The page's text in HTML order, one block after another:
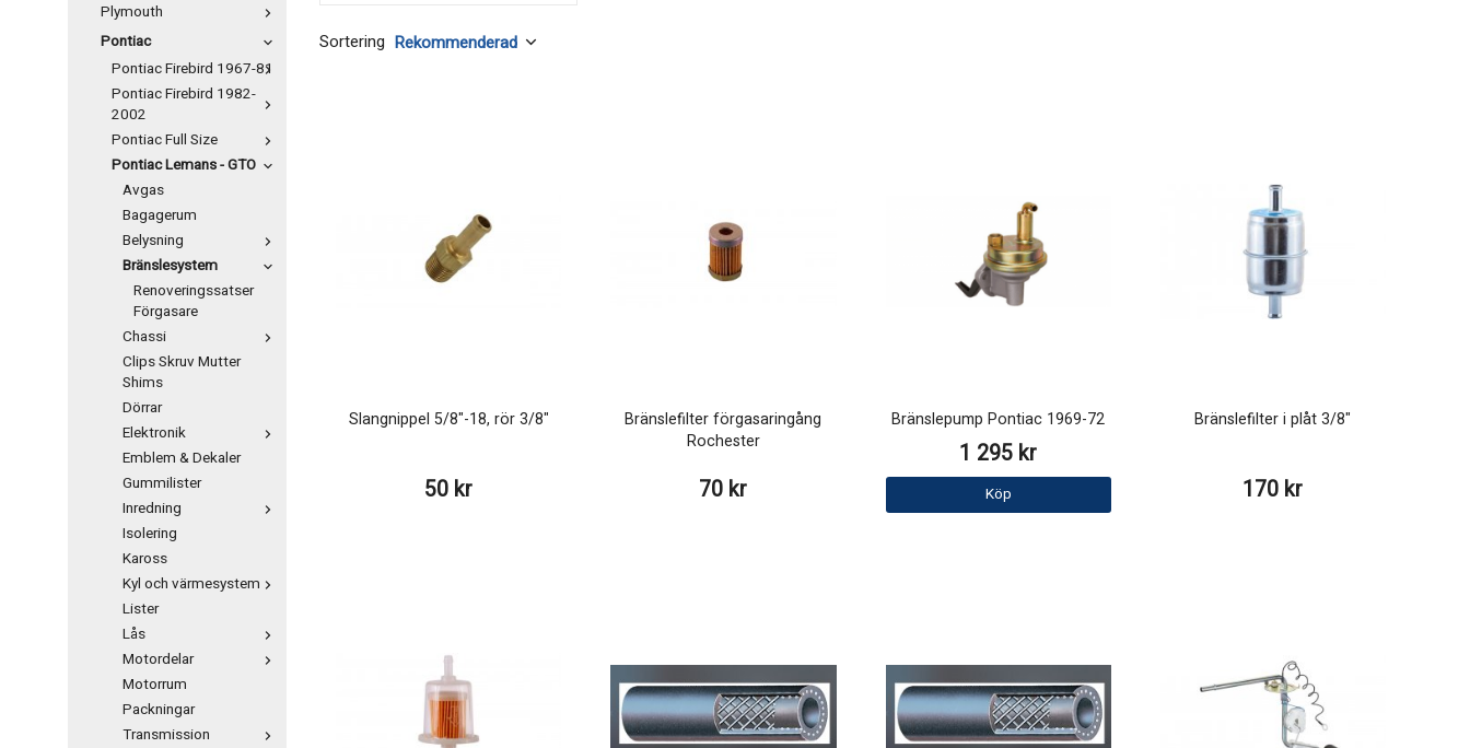
Plymouth
Pontiac
Pontiac Firebird 1967-81
Pontiac Firebird 1982-
2002
Pontiac Full Size
Pontiac Lemans - GTO
Avgas
Bagagerum
Belysning
Bränslesystem
Renoveringssatser
Förgasare
Chassi
Clips Skruv Mutter
Shims
Dörrar
Elektronik
Emblem & Dekaler
Gummilister
Inredning
Isolering
Kaross
Kyl och värmesystem
Lister
Lås
Motordelar
Motorrum
Packningar
Transmission
Sortering
Slangnippel 5/8"-18, rör 3/8"
50 kr
Bränslefilter förgasaringång
Rochester
70 kr
Bränslepump Pontiac 1969-72
1 295 kr
Köp
Bränslefilter i plåt 3/8"
170 kr